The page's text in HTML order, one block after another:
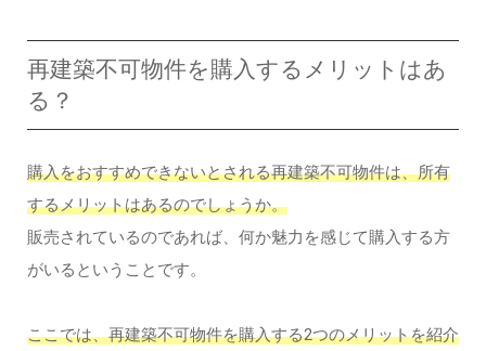
再建築不可物件を購入するメリットはあ
る？
購入をおすすめできないとされる再建築不可物件は、所有
するメリットはあるのでしょうか。
販売されているのであれば、何か魅力を感じて購入する方
がいるということです。
ここでは、再建築不可物件を購入する2つのメリットを紹介